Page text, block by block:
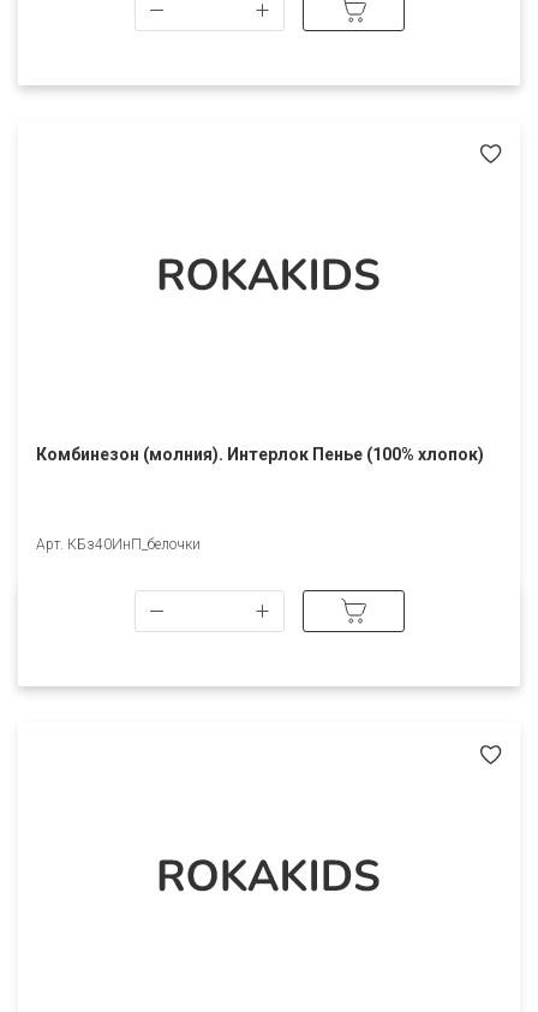
Комбинезон (молния). Интерлок Пенье (100% хлопок)
Арт. КБз40ИнП_белочки